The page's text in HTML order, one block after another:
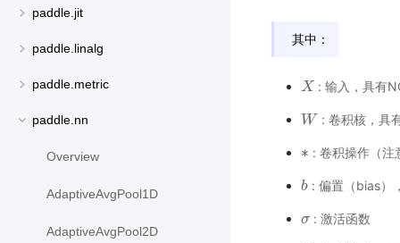
paddle.jit
paddle.linalg
paddle.metric
paddle.nn
Overview
AdaptiveAvgPool1D
AdaptiveAvgPool2D
其中：
X
X : 输入，具有
W
W : 卷积核，具
∗
∗ : 卷积操作（注
b
b: 偏置（bias）
σ
σ : 激活函数